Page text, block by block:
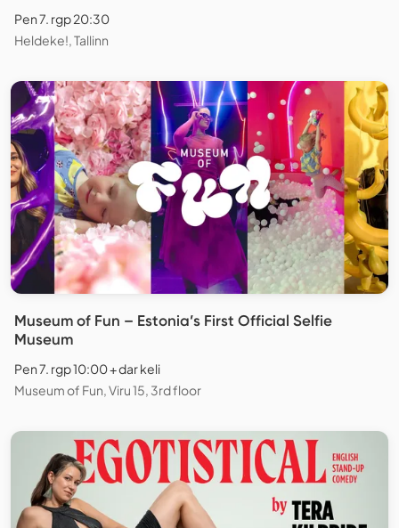
Pen 7. rgp 20:30
Heldeke!, Tallinn
Museum of Fun – Estonia’s First Official Selfie
Museum
Pen 7. rgp 10:00 + dar keli
Museum of Fun, Viru 15, 3rd floor